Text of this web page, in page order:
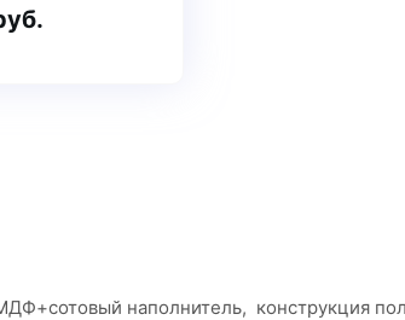
наполнитель, конструкция